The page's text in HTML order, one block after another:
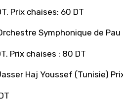
Prix chaises: 60 DT
Symphonique de Pau
Prix chaises : 80 DT
Haj Youssef (Tunisie)